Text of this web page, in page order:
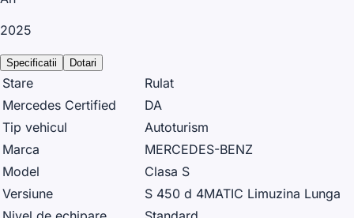
2025
Specificatii Dotari
Stare
Rulat
Mercedes Certified
DA
Tip vehicul
Autoturism
Marca
MERCEDES-BENZ
Model
Clasa S
Versiune
S 450 d 4MATIC Limuzina Lunga